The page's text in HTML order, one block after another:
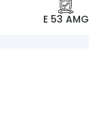
E 53 AMG